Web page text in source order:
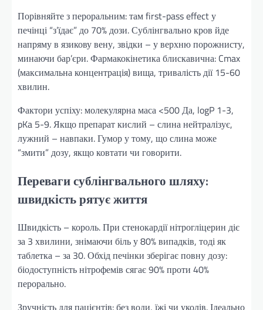
Порівняйте з пероральним: там first-pass effect у
печінці “з’їдає” до 70% дози. Сублінгвально кров йде
напряму в язикову вену, звідки – у верхню порожнисту,
минаючи бар’єри. Фармакокінетика блискавична: Cmax
(максимальна концентрація) вища, тривалість дії 15-60
хвилин.
Фактори успіху: молекулярна маса <500 Да, logP 1-3,
pKa 5-9. Якщо препарат кислий – слина нейтралізує,
лужний – навпаки. Гумор у тому, що слина може
“змити” дозу, якщо ковтати чи говорити.
Переваги сублінгвального шляху:
швидкість рятує життя
Швидкість – король. При стенокардії нітрогліцерин діє
за 3 хвилини, знімаючи біль у 80% випадків, тоді як
таблетка – за 30. Обхід печінки зберігає повну дозу:
біодоступність нітрофемів сягає 90% проти 40%
перорально.